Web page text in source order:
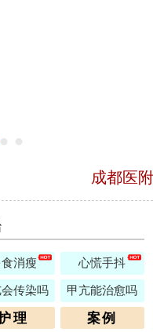
成都医
号，预
食消瘦 心慌手抖
传染吗 甲亢能治愈吗
理 案例